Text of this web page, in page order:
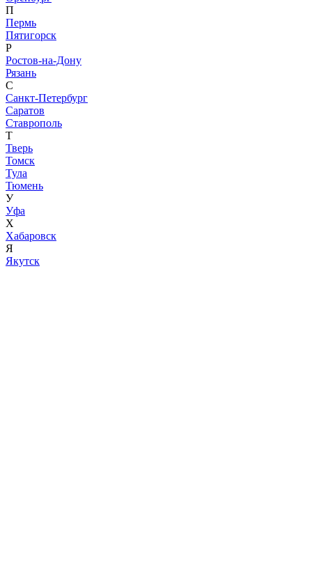
П
Пермь
Пятигорск
Р
Ростов-на-Дону
Рязань
С
Санкт-Петербург
Саратов
Ставрополь
Т
Тверь
Томск
Тула
Тюмень
У
Уфа
Х
Хабаровск
Я
Якутск